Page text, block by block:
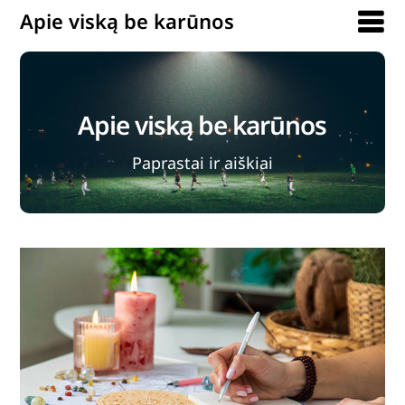
Apie viską be karūnos
Apie viską be karūnos
Paprastai ir aiškiai